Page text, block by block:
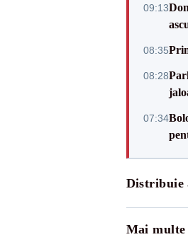
09:13
08:35
08:28
07:34
Distribuie
Mai multe